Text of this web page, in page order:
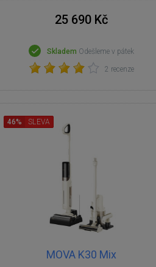
25 690 Kč
Skladem Odešleme v pátek
2 recenze
MOVA K30 Mix
46% SLEVA